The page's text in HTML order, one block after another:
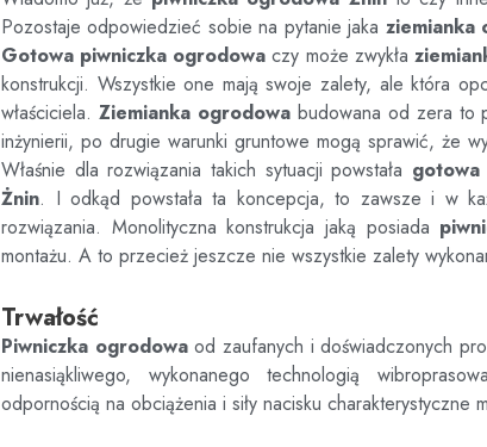
Pozostaje odpowiedzieć sobie na pytanie jaka ziemianka
Gotowa piwniczka ogrodowa czy może zwykła
konstrukcji. Wszystkie one mają swoje zalety, ale która
właściciela. Ziemianka ogrodowabudowana od zera to
inżynierii, po drugie warunki gruntowe mogą sprawić, że
Właśnie dla rozwiązania takich sytuacji powstała
Żnin. I odkąd powstała ta koncepcja, to zawsze i w
rozwiązania. Monolityczna konstrukcja jaką posiada
montażu. A to przecież jeszcze nie wszystkie zalety
Trwałość
Piwniczka ogrodowaod zaufanych i doświadczonych
nienasiąkliwego, wykonanego technologią
odpornością na obciążenia i siły nacisku charakterystyczne